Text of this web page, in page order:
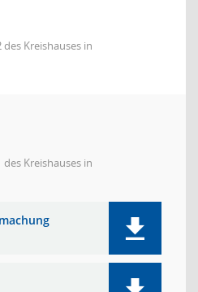
Kreishauses in
Kreishauses in